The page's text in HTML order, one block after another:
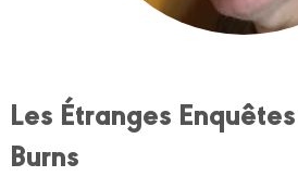
Les Étranges
Burns